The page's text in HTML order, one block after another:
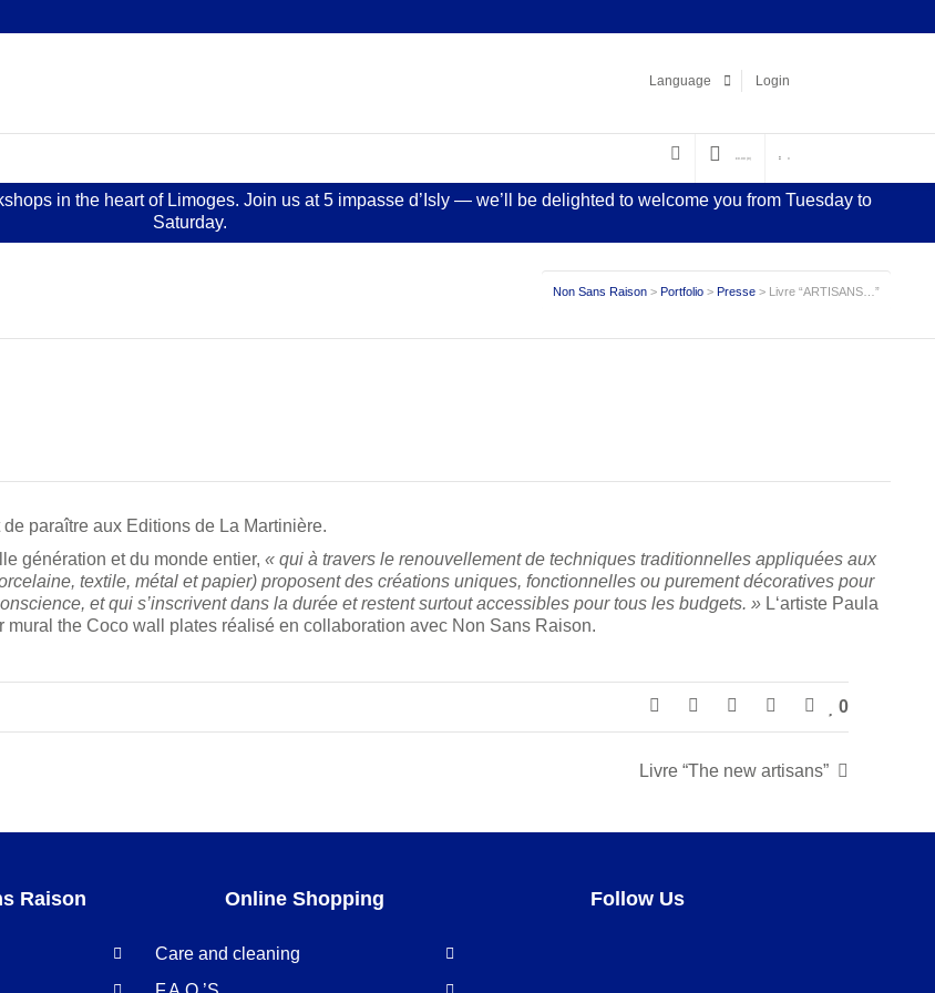
Language Login
€0.00 (0) 0
in the heart of Limoges. Join us at 5 impasse d’Isly — we’ll be delighted to welcome you from Tuesday to
Saturday.
Non Sans Raison> Portfolio> Presse> Livre “ARTISANS…”
paraître aux Editions de La Martinière.
génération et du monde entier,« qui à travers le renouvellement de techniques traditionnelles appliquées aux
textile, métal et papier) proposent des créations uniques, fonctionnelles ou purement décoratives pour
et qui s’inscrivent dans la durée et restent surtout accessibles pour tous les budgets. » L‘artiste Paula
the Coco wall plates réalisé en collaboration avec Non Sans Raison.
0
Livre “The new artisans”
Raison Online Shopping
Care and cleaning
Follow Us